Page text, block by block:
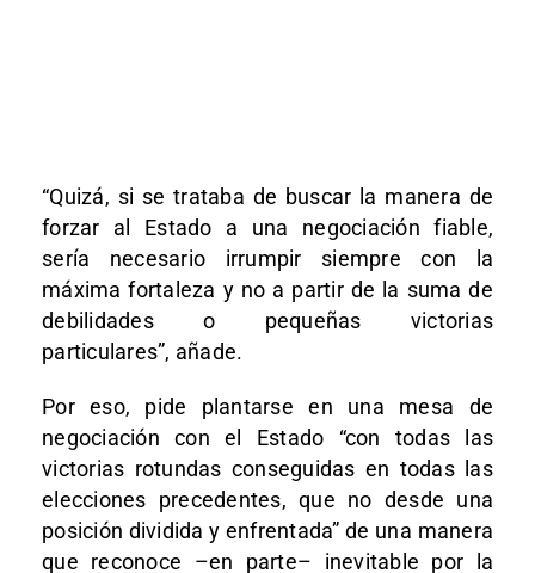
“Quizá, si se trataba de buscar la manera de
forzar al Estado a una negociación fiable,
sería necesario irrumpir siempre con la
máxima fortaleza y no a partir de la suma de
debilidades o pequeñas victorias
particulares”, añade.
Por eso, pide plantarse en una mesa de
negociación con el Estado “con todas las
victorias rotundas conseguidas en todas las
elecciones precedentes, que no desde una
posición dividida y enfrentada” de una manera
que reconoce –en parte– inevitable por la